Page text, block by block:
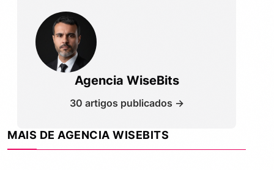
Agencia WiseBits
30 artigos publicados →
MAIS DE AGENCIA WISEBITS